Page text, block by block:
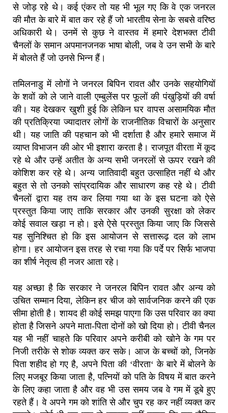
से जोड़ रहे थे। कई एंकर तो यह भी भूल गए कि वे एक जनरल
की मौत के बारे में बात कर रहे हैं जो भारतीय सेना के सबसे वरिष्ठ
अधिकारी थे।
उनमें से कुछ ने वास्तव में हमारे देशभक्त टीवी
चैनलों के समान अपमानजनक भाषा बोली,जब वे उन सभी के बारे
में बोलते हैं जो उनसे भिन्न हैं।
तमिलनाडु में लोगों ने जनरल बिपिन रावत और उनके सहयोगियों
के शवों को ले जाने वाली एम्बुलेंस पर फूलों की पंखुड़ियों की वर्षा
की। यह देखकर खुशी हुई कि लेकिन घर वापस असामयिक मौत
की प्रतिक्रिया ज्यादातर लोगों के राजनीतिक विचारों के अनुसार
थी। यह जाति की पहचान को भी दर्शाता है और हमारे समाज में
व्याप्त विभाजन की ओर भी इशारा करता है। राजपूत वीरता में कूद
रहे थे और उन्हें अतीत के अन्य सभी जनरलों से ऊपर रखने की
कोशिश कर रहे थे।अन्य जातिवादी बहुत उत्साहित नहीं थे और
बहुत से तो उनको सांप्रदायिक और साधारण कह रहे थे। टीवी
चैनलों द्वारा यह तय कर लिया गया था के इस घटना को ऐसे
प्रस्तुत किया जाए ताकि सरकार और उनकी सुरक्षा को लेकर
कोई सवाल खड़ा न हो। इसे ऐसे प्रस्तुत किया जाए कि जिससे
यह सुनिश्चित हो कि इस आयोजन से सत्तारूढ़ दल को लाभ
होगा। हर आयोजन इस तरह से रचा गया कि पर्दे पर सिर्फ भाजपा
का शीर्ष नेतृत्व ही नजर आता रहे।
यह अच्छा है कि सरकार ने जनरल बिपिन रावत और अन्य को
उचित सम्मान दिया,लेकिन हर चीज को सार्वजनिक करने की एक
सीमा होती है। शायद ही कोई समझ पाएगा कि उस परिवार का क्या
होता है जिसने अपने माता-पिता दोनों को खो दिया हो। टीवी चैनल
यह भी नहीं चाहते कि परिवार अपने करीबी को खोने के गम पर
निजी तरीके से शोक व्यक्त कर सके। आज के बच्चों को, जिनके
पिता शहीद हो गए है,अपने पिता की ‘वीरता‘के बारे में बोलने के
लिए मजबूर किया जाता है, पत्नियों को पति के विषय में बात करने
के लिए कहा जाता है और वह भी उस समय जब वे गम में डूबे हुए
रहते हैं। वे अपने गम को शांति से और चुप रह कर नहीं व्यक्त कर